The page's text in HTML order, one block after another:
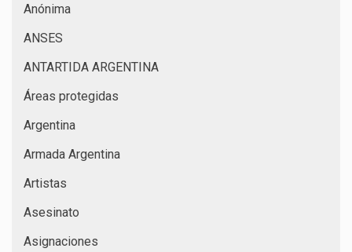
Anónima
ANSES
ANTARTIDA ARGENTINA
Áreas protegidas
Argentina
Armada Argentina
Artistas
Asesinato
Asignaciones